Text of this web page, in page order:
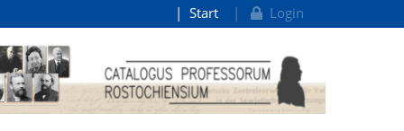
Start Login